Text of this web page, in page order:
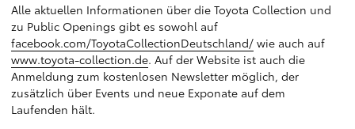
Alle aktuellen Informationen über die Toyota Collection und
zu Public Openings gibt es sowohl auf
facebook.com/ToyotaCollectionDeutschland/ wie auch auf
www.toyota-collection.de. Auf der Website ist auch die
Anmeldung zum kostenlosen Newsletter möglich, der
zusätzlich über Events und neue Exponate auf dem
Laufenden hält.